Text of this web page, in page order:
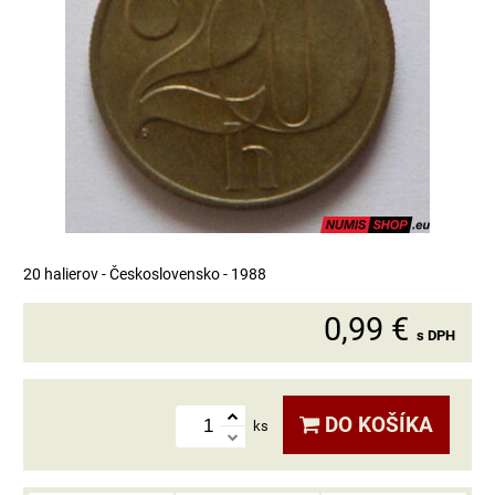
20 halierov - Československo - 1988
0,99 € s DPH
ks DO KOŠÍKA